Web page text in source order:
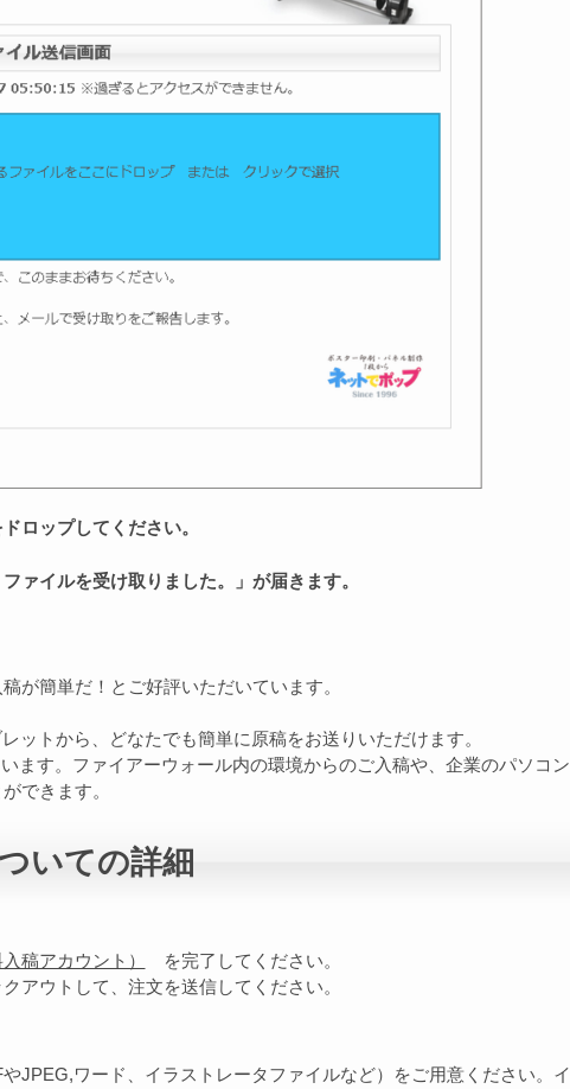
ロップしてください。
ァイルを受け取りました。」が届きます。
が簡単だ！とご好評いただいています。
ットから、どなたでも簡単に原稿をお送りいただけます。
ます。ファイアーウォール内の環境からのご入稿や、企業のパソコン
できます。
いての詳細
稿アカウント）
を完了してください。
アウトして、注文を送信してください。
JPEG,ワード、イラストレータファイルなど）をご用意ください。イ